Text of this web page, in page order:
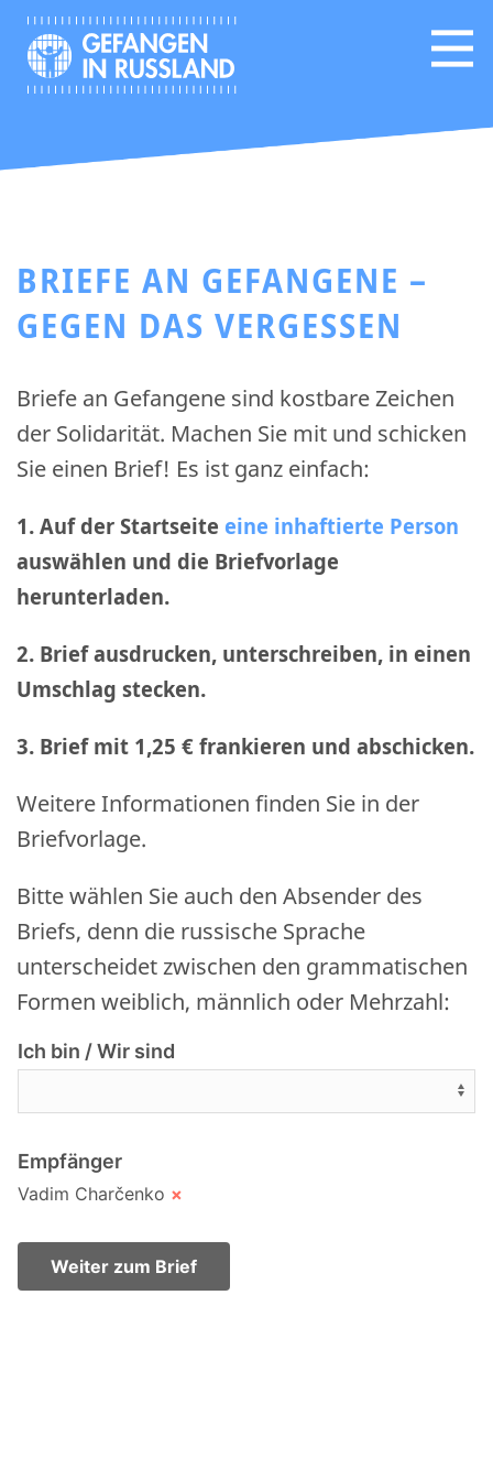
BRIEFE AN GEFANGENE –
GEGEN DAS VERGESSEN
Briefe an Gefangene sind kostbare Zeichen
der Solidarität. Machen Sie mit und schicken
Sie einen Brief! Es ist ganz einfach:
1. Auf der Startseite eine inhaftierte Person
auswählen und die Briefvorlage
herunterladen.
2. Brief ausdrucken, unterschreiben, in einen
Umschlag stecken.
3. Brief mit 1,25 € frankieren und abschicken.
Weitere Informationen finden Sie in der
Briefvorlage.
Bitte wählen Sie auch den Absender des
Briefs, denn die russische Sprache
unterscheidet zwischen den grammatischen
Formen weiblich, männlich oder Mehrzahl:
Ich bin / Wir sind
Empfänger
Vadim Charčenko ×
Weiter zum Brief